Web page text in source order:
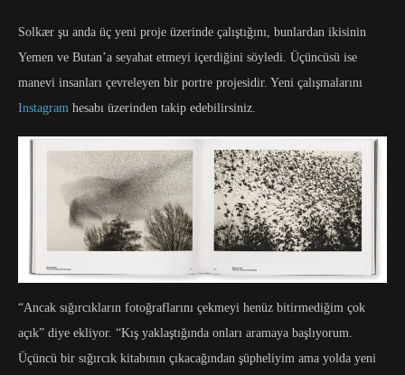
Solkær şu anda üç yeni proje üzerinde çalıştığını, bunlardan ikisinin
Yemen ve Butan’a seyahat etmeyi içerdiğini söyledi. Üçüncüsü ise
manevi insanları çevreleyen bir portre projesidir. Yeni çalışmalarını
Instagram hesabı üzerinden takip edebilirsiniz.
“Ancak sığırcıkların fotoğraflarını çekmeyi henüz bitirmediğim çok
açık” diye ekliyor. “Kış yaklaştığında onları aramaya başlıyorum.
Üçüncü bir sığırcık kitabının çıkacağından şüpheliyim ama yolda yeni